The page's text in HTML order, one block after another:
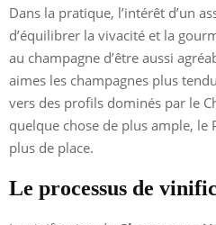
Dans la pratique, l’intérêt d’un
d’équilibrer la vivacité et la
au champagne d’être aussi
aimes les champagnes plus
vers des profils dominés par le
quelque chose de plus ample,
plus de place.
Le processus de